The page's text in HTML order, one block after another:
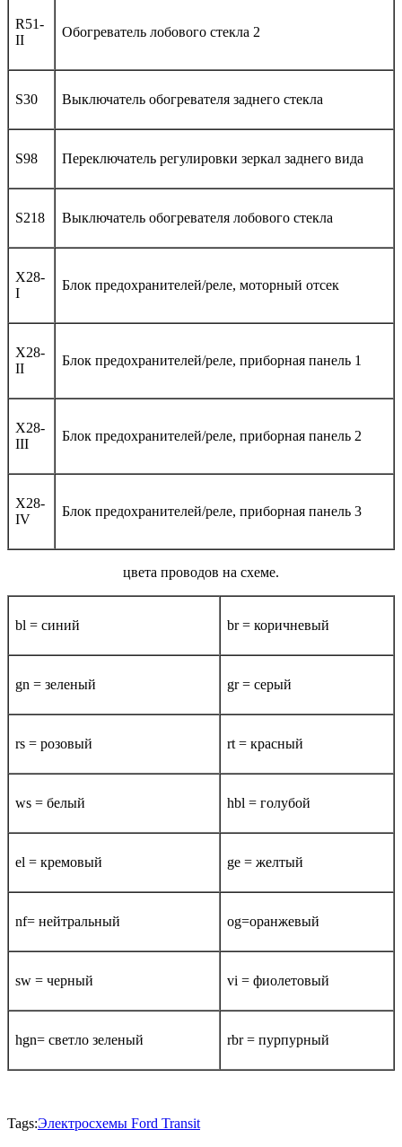
R51-
II
Обогреватель лобового стекла 2
S30 Выключатель обогревателя заднего стекла
S98 Переключатель регулировки зеркал заднего вида
S218 Выключатель обогревателя лобового стекла
X28-
I
Блок предохранителей/реле, моторный отсек
X28-
II
Блок предохранителей/реле, приборная панель 1
X28-
III
Блок предохранителей/реле, приборная панель 2
X28-
IV
Блок предохранителей/реле, приборная панель 3
цвета проводов на схеме.
bl = синий br = коричневый
gn = зеленый gr = серый
rs = розовый rt = красный
ws = белый hbl = голубой
el = кремовый ge = желтый
nf= нейтральный og=оранжевый
sw = черный vi = фиолетовый
hgn= светло зеленый rbr = пурпурный
Tags:Электросхемы Ford Transit